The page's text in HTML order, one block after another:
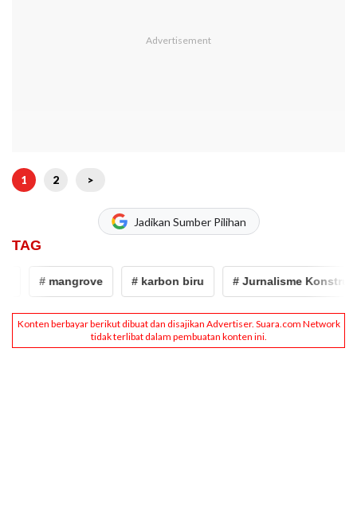
1 2 >
Jadikan Sumber Pilihan
TAG
# mangrove # karbon biru # Jurnalisme Konstruktif